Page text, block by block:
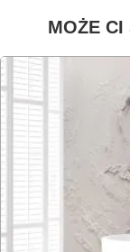
MOŻE CI